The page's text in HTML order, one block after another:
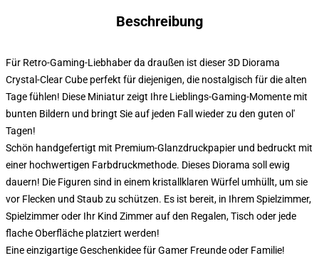
Beschreibung
Für Retro-Gaming-Liebhaber da draußen ist dieser 3D Diorama
Crystal-Clear Cube perfekt für diejenigen, die nostalgisch für die alten
Tage fühlen! Diese Miniatur zeigt Ihre Lieblings-Gaming-Momente mit
bunten Bildern und bringt Sie auf jeden Fall wieder zu den guten ol'
Tagen!
Schön handgefertigt mit Premium-Glanzdruckpapier und bedruckt mit
einer hochwertigen Farbdruckmethode. Dieses Diorama soll ewig
dauern! Die Figuren sind in einem kristallklaren Würfel umhüllt, um sie
vor Flecken und Staub zu schützen. Es ist bereit, in Ihrem Spielzimmer,
Spielzimmer oder Ihr Kind Zimmer auf den Regalen, Tisch oder jede
flache Oberfläche platziert werden!
Eine einzigartige Geschenkidee für Gamer Freunde oder Familie!